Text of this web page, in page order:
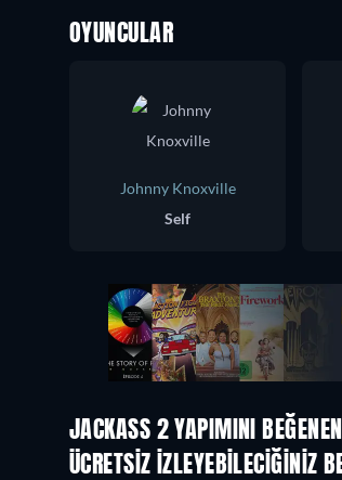
OYUNCULAR
Johnny Knoxville
Self
JACKASS 2 YAPIMINI
ÜCRETSIZ IZLEYEBILECIĞINIZ